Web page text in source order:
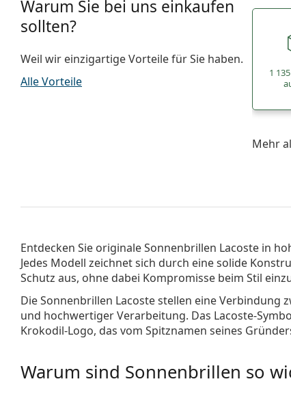
Warum Sie bei uns einkaufen
sollten?
Weil wir einzigartige Vorteile für Sie haben.
Alle Vorteile
1
Mehr
Entdecken Sie originaleSonnenbrillen Lacoste in
Jedes Modell zeichnet sich durch eine solide
Schutz aus, ohne dabei Kompromisse beim Stil
Die Sonnenbrillen Lacoste stellen eine Verbindung
und hochwertiger Verarbeitung. Das Lacoste-
Krokodil-Logo, das vom Spitznamen seines
Warum sind Sonnenbrillen so